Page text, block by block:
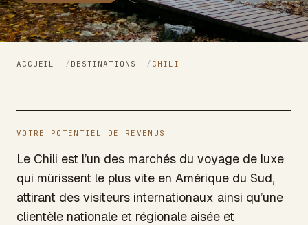
ACCUEIL / DESTINATIONS / CHILI
VOTRE POTENTIEL DE REVENUS
Le Chili est l’un des marchés du voyage de luxe
qui mûrissent le plus vite en Amérique du Sud,
attirant des visiteurs internationaux ainsi qu’une
clientèle nationale et régionale aisée et